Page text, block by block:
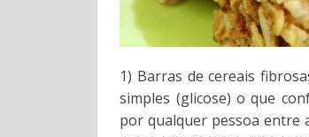
1) Barras de cereais
simples (glicose) o que
por qualquer pessoa entre